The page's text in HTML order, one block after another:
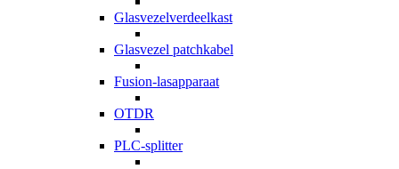
Glasvezelverdeelkast
Glasvezel patchkabel
Fusion-lasapparaat
OTDR
PLC-splitter